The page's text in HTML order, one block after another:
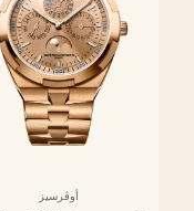
أوڤرسيز